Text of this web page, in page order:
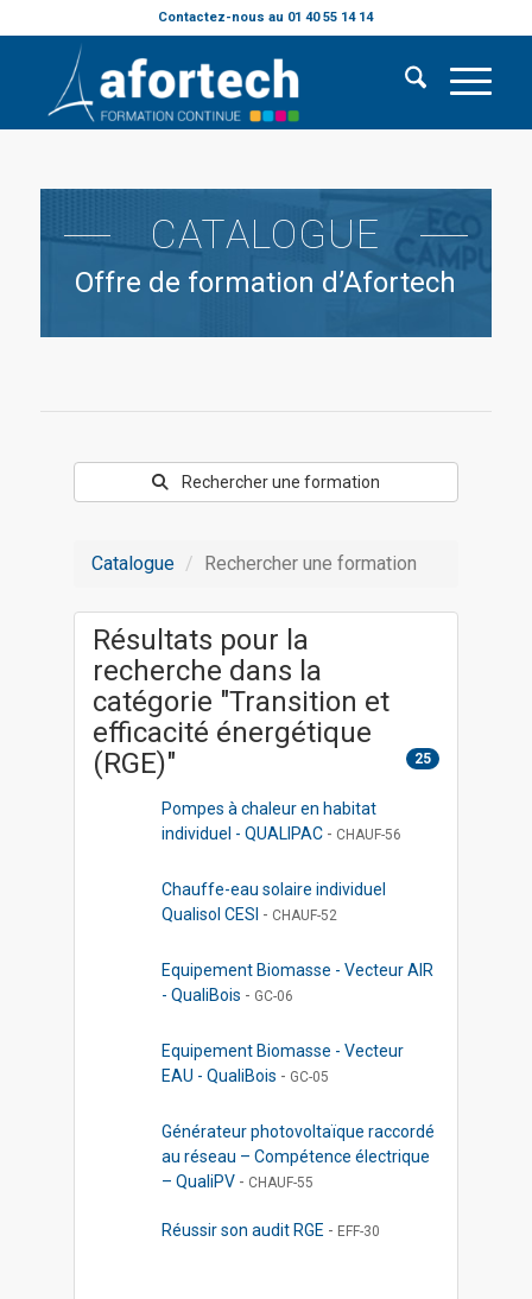
Contactez-nous au 01 40 55 14 14
CATALOGUE
Offre de formation d’Afortech
Rechercher une formation
Catalogue Rechercher une formation
Résultats pour la
recherche dans la
catégorie "Transition et
efficacité énergétique
(RGE)"
25
Pompes à chaleur en habitat
individuel - QUALIPAC - CHAUF-56
Chauffe-eau solaire individuel
Qualisol CESI - CHAUF-52
Equipement Biomasse - Vecteur AIR
- QualiBois - GC-06
Equipement Biomasse - Vecteur
EAU - QualiBois - GC-05
Générateur photovoltaïque raccordé
au réseau – Compétence électrique
– QualiPV - CHAUF-55
Réussir son audit RGE - EFF-30